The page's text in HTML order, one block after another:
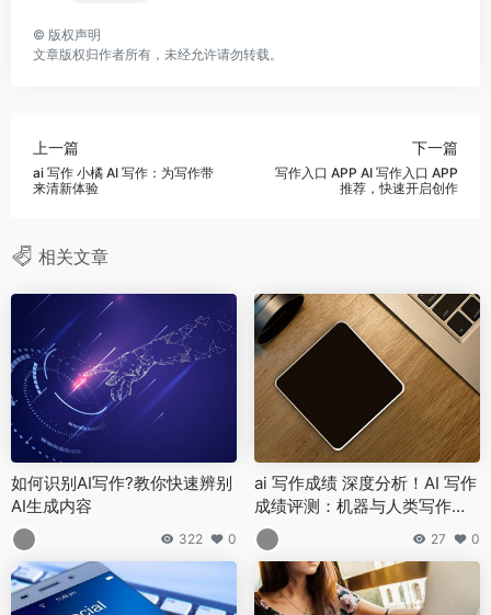
© 版权声明
文章版权归作者所有，未经允许请勿转载。
上一篇
ai 写作 小橘 AI 写作：为写作带
来清新体验
下一篇
写作入口 APP AI 写作入口 APP
推荐，快速开启创作
相关文章
如何识别AI写作?教你快速辨别
AI生成内容
322 0
ai 写作成绩 深度分析！AI 写作
成绩评测：机器与人类写作的
评分差异对比
27 0